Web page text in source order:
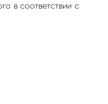
в соответствии с